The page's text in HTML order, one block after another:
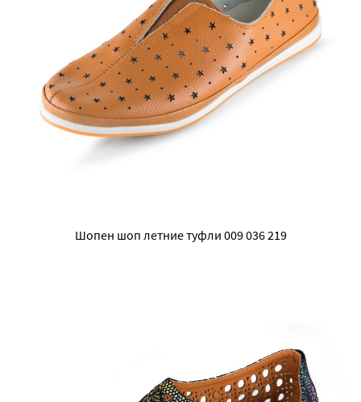
Шопен шоп летние туфли 009 036 219